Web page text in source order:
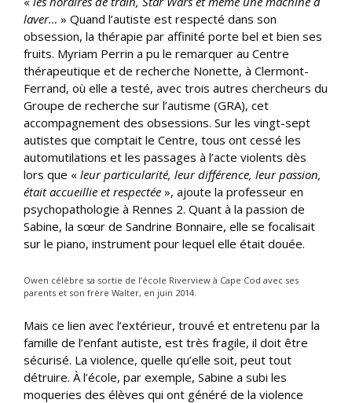
laver… » Quand l’autiste est respecté dans son
obsession, la thérapie par affinité porte bel et bien ses
fruits. Myriam Perrin a pu le remarquer au Centre
thérapeutique et de recherche Nonette, à Clermont-
Ferrand, où elle a testé, avec trois autres chercheurs du
Groupe de recherche sur l’autisme (GRA), cet
accompagnement des obsessions. Sur les vingt-sept
autistes que comptait le Centre, tous ont cessé les
automutilations et les passages à l’acte violents dès
lors que « leur particularité, leur différence, leur passion,
était accueillie et respectée », ajoute la professeur en
psychopathologie à Rennes 2. Quant à la passion de
Sabine, la sœur de Sandrine Bonnaire, elle se focalisait
sur le piano, instrument pour lequel elle était douée.
Owen célèbre sa sortie de l’école Riverview à Cape Cod avec ses
parents et son frère Walter, en juin 2014.
Mais ce lien avec l’extérieur, trouvé et entretenu par la
famille de l’enfant autiste, est très fragile, il doit être
sécurisé. La violence, quelle qu’elle soit, peut tout
détruire. À l’école, par exemple, Sabine a subi les
moqueries des élèves qui ont généré de la violence